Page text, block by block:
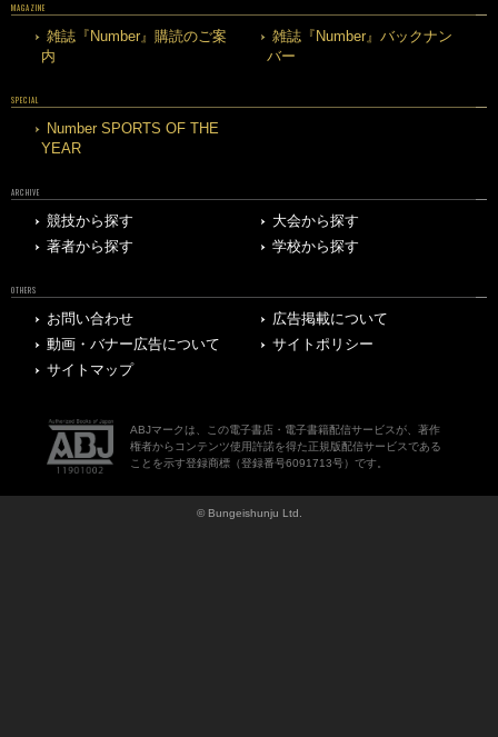
MAGAZINE
雑誌『Number』購読のご案
内
雑誌『Number』バックナン
バー
SPECIAL
Number SPORTS OF THE
YEAR
ARCHIVE
競技から探す
大会から探す
著者から探す
学校から探す
OTHERS
お問い合わせ
広告掲載について
動画・バナー広告について
サイトポリシー
サイトマップ
ABJマークは、この電子書店・電子書籍配信サービスが、著作
権者からコンテンツ使用許諾を得た正規版配信サービスである
ことを示す登録商標（登録番号6091713号）です。
© Bungeishunju Ltd.